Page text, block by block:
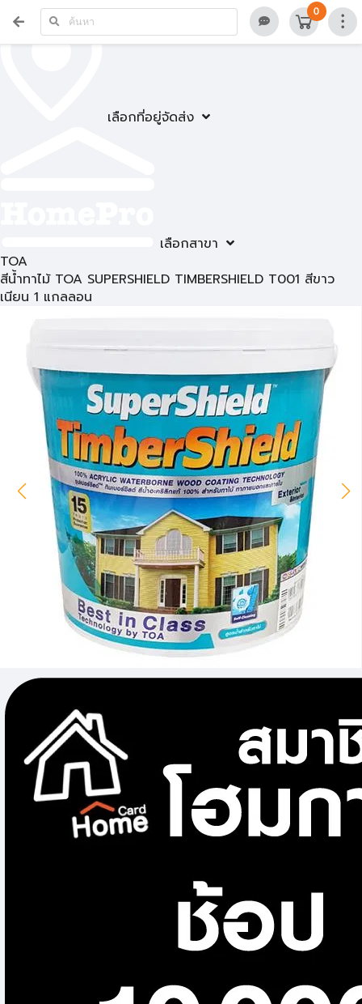
เลือกที่อยู่จัดส่ง
เลือกสาขา
0
TOA
สีน้ำทาไม้ TOA SUPERSHIELD TIMBERSHIELD T001 สีขาว
เนียน 1 แกลลอน